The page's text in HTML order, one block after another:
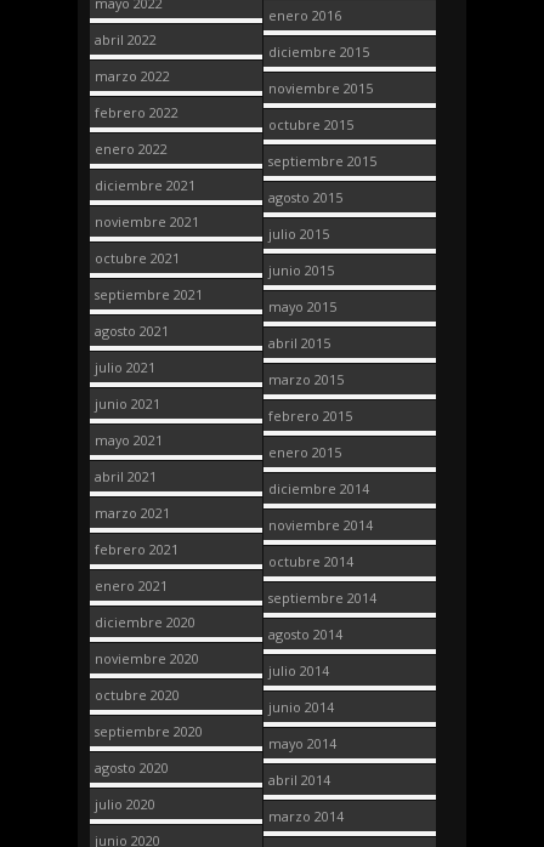
abril 2022
marzo 2022
febrero 2022
enero 2022
diciembre 2021
noviembre 2021
octubre 2021
septiembre 2021
agosto 2021
julio 2021
junio 2021
mayo 2021
abril 2021
marzo 2021
febrero 2021
enero 2021
diciembre 2020
noviembre 2020
octubre 2020
septiembre 2020
agosto 2020
julio 2020
junio 2020
enero 2016
diciembre 2015
noviembre 2015
octubre 2015
septiembre 2015
agosto 2015
julio 2015
junio 2015
mayo 2015
abril 2015
marzo 2015
febrero 2015
enero 2015
diciembre 2014
noviembre 2014
octubre 2014
septiembre 2014
agosto 2014
julio 2014
junio 2014
mayo 2014
abril 2014
marzo 2014